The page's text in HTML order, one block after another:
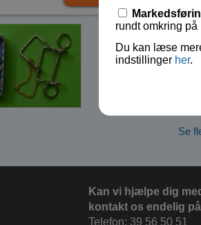
kr
Se
Kan vi hjælpe dig
kontakt os endelig
Telefon: 39 56 50 51
rundt omkring på
Du kan læse
indstillinger her.